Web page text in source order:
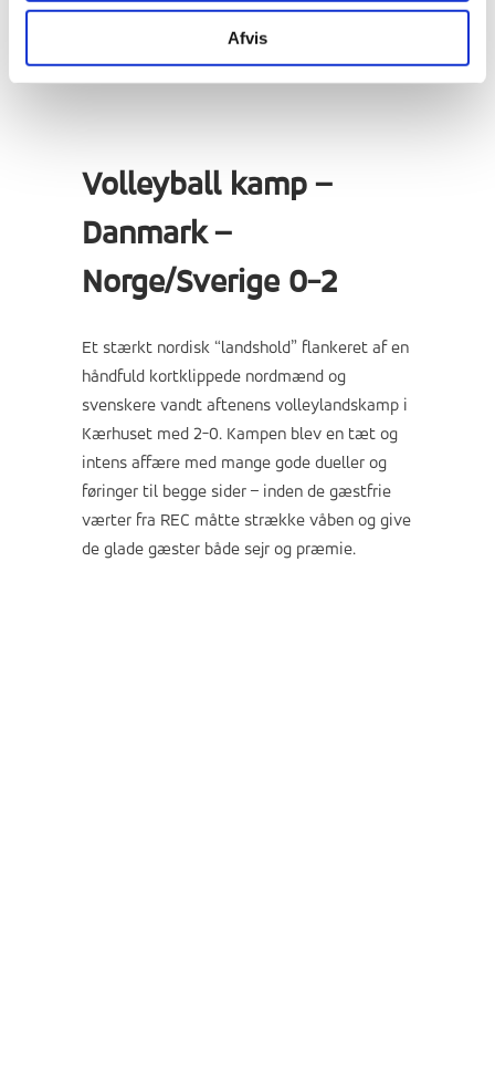
Afvis
Volleyball kamp –
Danmark –
Norge/Sverige 0-2
Et stærkt nordisk “landshold” flankeret af en
håndfuld kortklippede nordmænd og
svenskere vandt aftenens volleylandskamp i
Kærhuset med 2-0. Kampen blev en tæt og
intens affære med mange gode dueller og
føringer til begge sider – inden de gæstfrie
værter fra REC måtte strække våben og give
de glade gæster både sejr og præmie.